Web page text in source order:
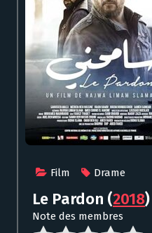
Film Drame
Le Pardon (2018)
Note des membres